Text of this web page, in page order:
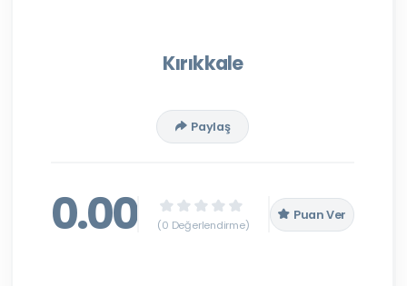
Kırıkkale
Paylaş
0.00 (0 Değerlendirme)
Puan Ver